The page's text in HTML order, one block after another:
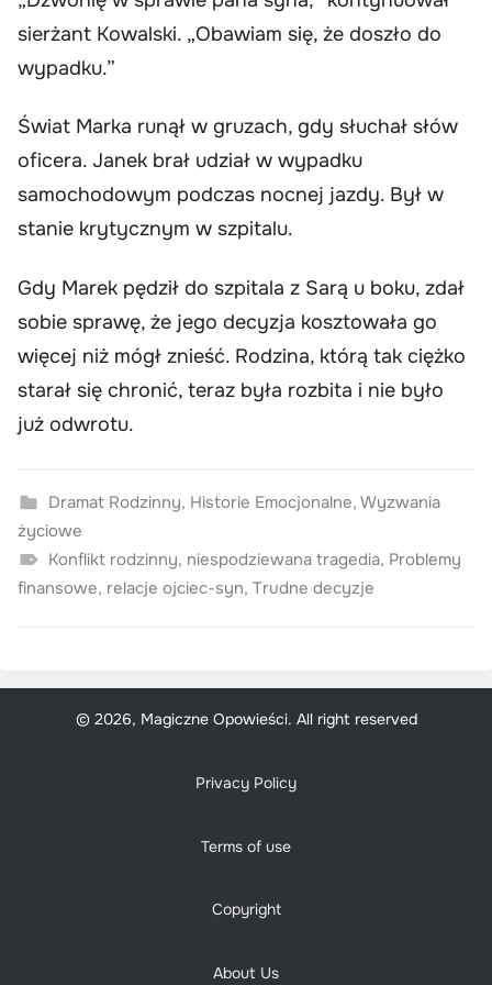
sierżant Kowalski. „Obawiam się, że doszło do
wypadku.”
Świat Marka runął w gruzach, gdy słuchał słów
oficera. Janek brał udział w wypadku
samochodowym podczas nocnej jazdy. Był w
stanie krytycznym w szpitalu.
Gdy Marek pędził do szpitala z Sarą u boku, zdał
sobie sprawę, że jego decyzja kosztowała go
więcej niż mógł znieść. Rodzina, którą tak ciężko
starał się chronić, teraz była rozbita i nie było
już odwrotu.
Dramat Rodzinny, Historie Emocjonalne, Wyzwania
życiowe
Konflikt rodzinny, niespodziewana tragedia, Problemy
finansowe, relacje ojciec-syn, Trudne decyzje
© 2026, Magiczne Opowieści. All right reserved
Privacy Policy
Terms of use
Copyright
About Us